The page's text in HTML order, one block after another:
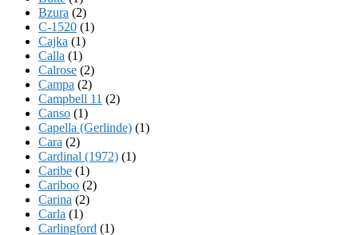
Bzura (2)
C-1520 (1)
Cajka (1)
Calla (1)
Calrose (2)
Campa (2)
Campbell 11 (2)
Canso (1)
Capella (Gerlinde) (1)
Cara (2)
Cardinal (1972) (1)
Caribe (1)
Cariboo (2)
Carina (2)
Carla (1)
Carlingford (1)